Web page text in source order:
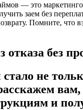
— это
заем без
Помните, что
без
не
вам,
и